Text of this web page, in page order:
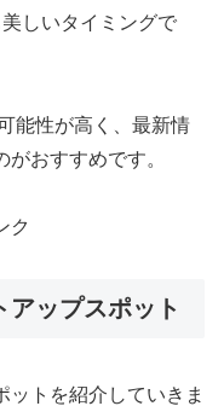
しいタイミングで
能性が高く、最新情
おすすめです。
ク
ップスポット
ットを紹介していきま